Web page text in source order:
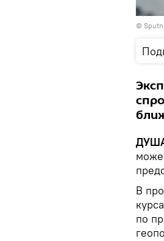
©
В
по